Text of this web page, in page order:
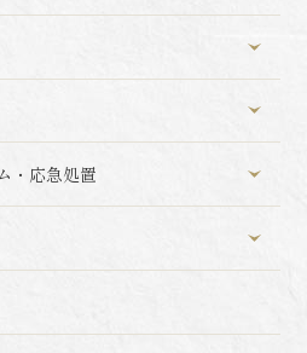
・応急処置